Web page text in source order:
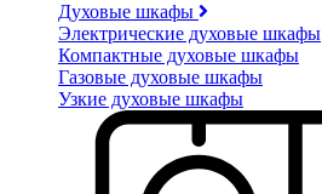
Духовые шкафы
Электрические духовые шкафы
Компактные духовые шкафы
Газовые духовые шкафы
Узкие духовые шкафы